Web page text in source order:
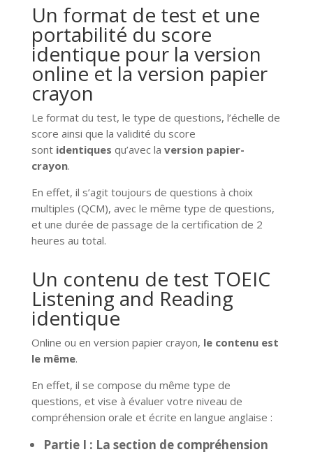
Un format de test et une
portabilité du score
identique pour la version
online et la version papier
crayon
Le format du test, le type de questions, l’échelle de
score ainsi que la validité du score
sont identiques qu’avec la version papier-
crayon.
En effet, il s’agit toujours de questions à choix
multiples (QCM), avec le même type de questions,
et une durée de passage de la certification de 2
heures au total.
Un contenu de test TOEIC
Listening and Reading
identique
Online ou en version papier crayon, le contenu est
le même.
En effet, il se compose du même type de
questions, et vise à évaluer votre niveau de
compréhension orale et écrite en langue anglaise :
Partie I : La section de compréhension